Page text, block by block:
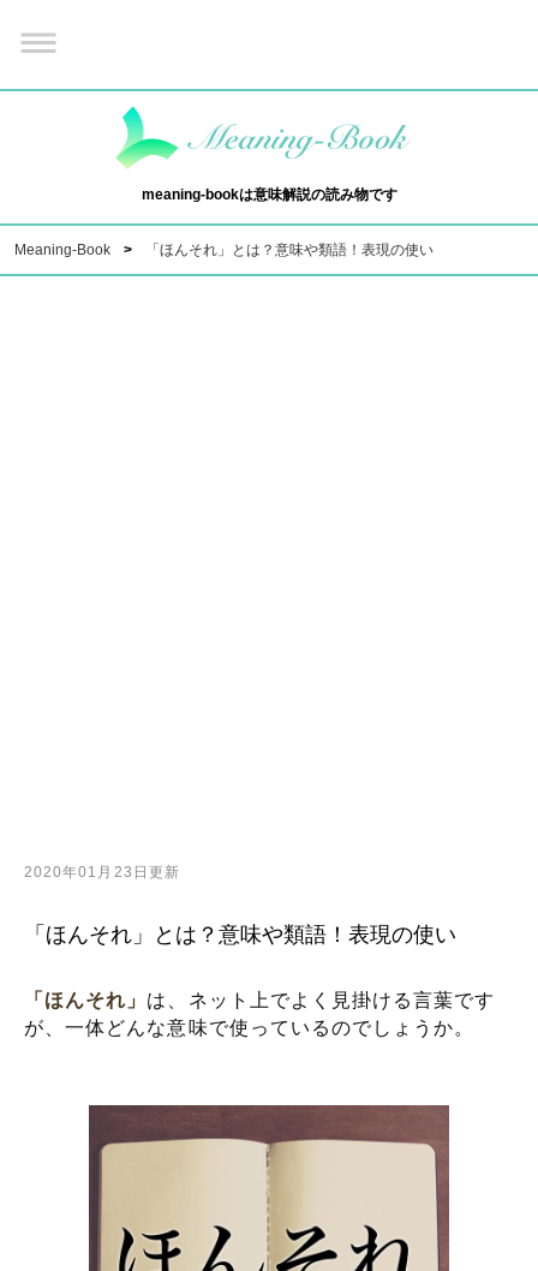
meaning-bookは意味解説の読み物です
Meaning-Book 「ほんそれ」とは？意味や類語！表現の使い
2020年01月23日更新
「ほんそれ」とは？意味や類語！表現の使い
「ほんそれ」 は、ネット上でよく見掛ける言葉です
が、一体どんな意味で使っているのでしょうか。